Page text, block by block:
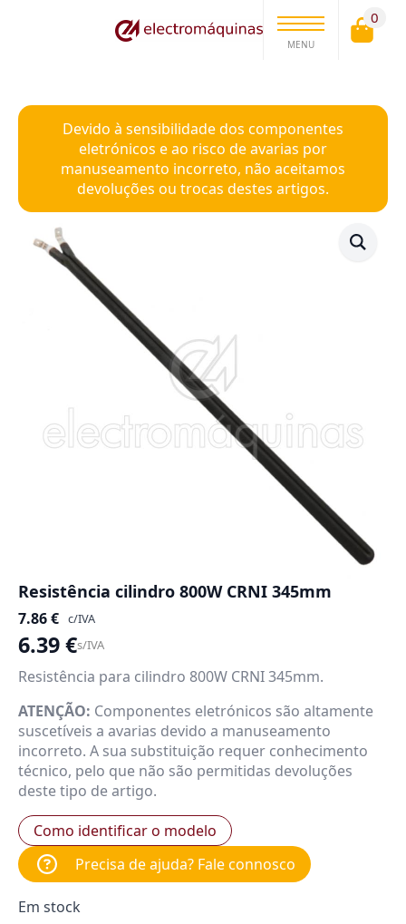
MENU
0
Devido à sensibilidade dos componentes
eletrónicos e ao risco de avarias por
manuseamento incorreto, não aceitamos
devoluções ou trocas destes artigos.
Resistência cilindro 800W CRNI 345mm
7.86€ c/IVA
6.39€s/IVA
Resistência para cilindro 800W CRNI 345mm.
ATENÇÃO: Componentes eletrónicos são altamente
suscetíveis a avarias devido a manuseamento
incorreto. A sua substituição requer conhecimento
técnico, pelo que não são permitidas devoluções
deste tipo de artigo.
Como identificar o modelo
Precisa de ajuda? Fale connosco
Em stock